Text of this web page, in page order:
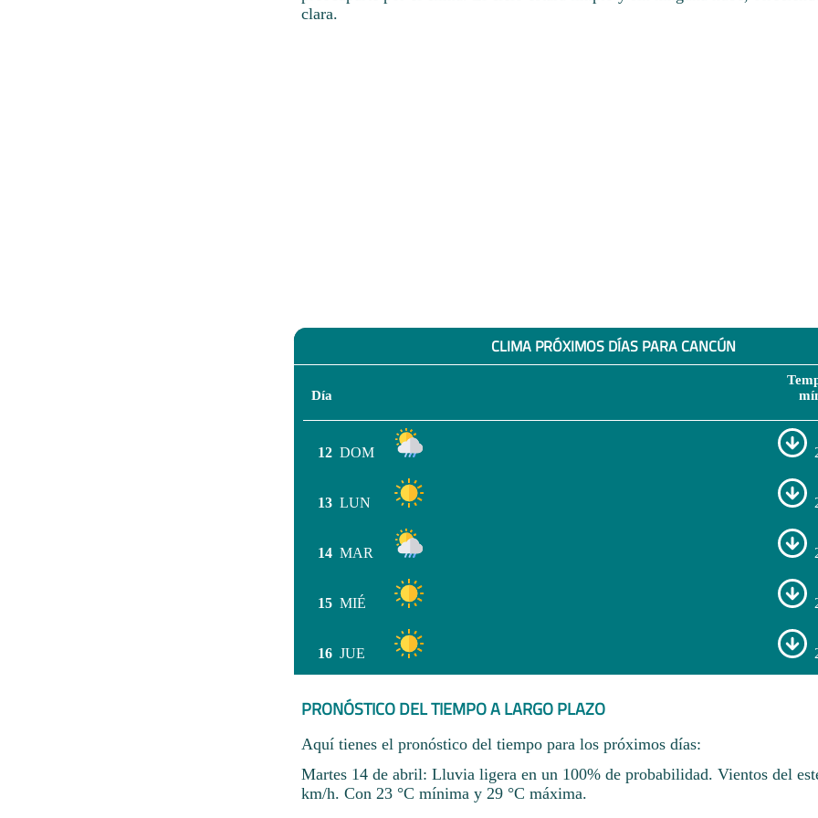
clara.
CLIMA PRÓXIMOS DÍAS PARA CANCÚN
Día
12 DOM
13 LUN
14 MAR
15 MIÉ
16 JUE
PRONÓSTICO DEL TIEMPO A LARGO PLAZO
Aquí tienes el pronóstico del tiempo para los próximos días:
Martes 14 de abril: Lluvia ligera en un 100% de probabilidad. Vientos del
km/h. Con 23 °C mínima y 29 °C máxima.